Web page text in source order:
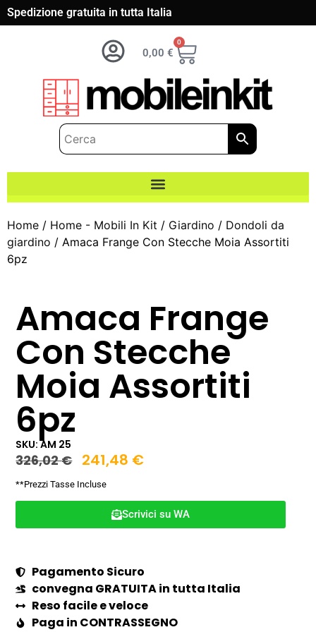
Spedizione gratuita in tutta Italia
0,00 €
0
Home / Home - Mobili In Kit / Giardino / Dondoli da
giardino / Amaca Frange Con Stecche Moia Assortiti
6pz
Amaca Frange
Con Stecche
Moia Assortiti
6pz
SKU: AM 25
326,02€ 241,48 €
**Prezzi Tasse Incluse
Scrivici su WA
Pagamento Sicuro
convegna GRATUITA in tutta Italia
Reso facile e veloce
Paga in CONTRASSEGNO